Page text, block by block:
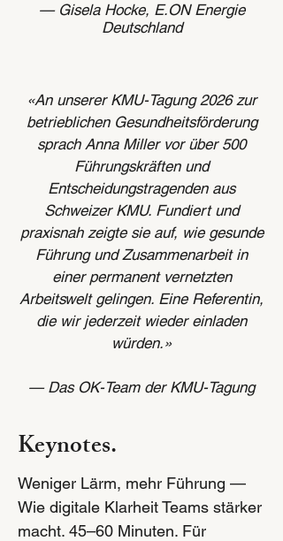
— Gisela Hocke, E.ON Energie
Deutschland
«An unserer KMU-Tagung 2026 zur
betrieblichen Gesundheitsförderung
sprach Anna Miller vor über 500
Führungskräften und
Entscheidungstragenden aus
Schweizer KMU. Fundiert und
praxisnah zeigte sie auf, wie gesunde
Führung und Zusammenarbeit in
einer permanent vernetzten
Arbeitswelt gelingen. Eine Referentin,
die wir jederzeit wieder einladen
würden.»
— Das OK-Team der KMU-Tagung
Keynotes.
Weniger Lärm, mehr Führung —
Wie digitale Klarheit Teams stärker
macht. 45–60 Minuten. Für